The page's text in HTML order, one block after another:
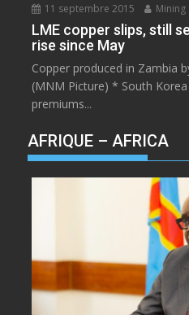
11 septembre 2015 Mining
LME copper slips, still
rise since May
Copper produced in Zambia
(MNM Picture) * South
premiums...
AFRIQUE – AFRICA